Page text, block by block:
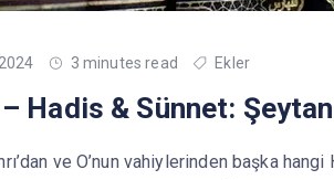
3 minutes read Ekler
– Hadis & Sünnet:
ve O’nun vahiylerinden başka